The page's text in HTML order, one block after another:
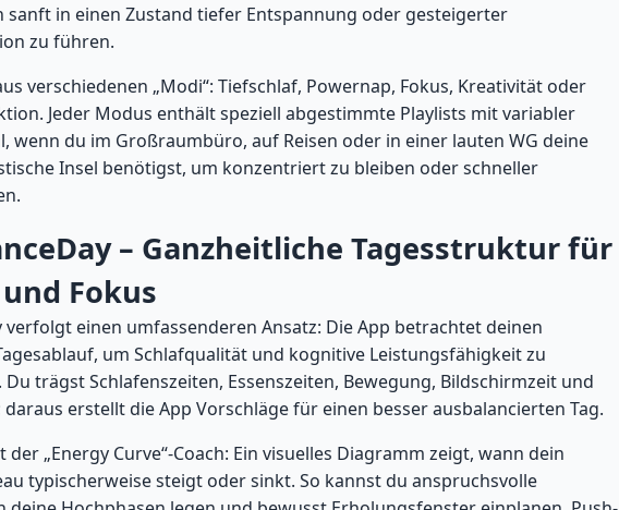
sanft in einen Zustand tiefer Entspannung oder gesteigerter
zu führen.
verschiedenen „Modi“: Tiefschlaf, Powernap, Fokus, Kreativität oder
Jeder Modus enthält speziell abgestimmte Playlists mit variabler
wenn du im Großraumbüro, auf Reisen oder in einer lauten WG deine
Insel benötigst, um konzentriert zu bleiben oder schneller
– Ganzheitliche Tagesstruktur für
Fokus
verfolgt einen umfassenderen Ansatz: Die App betrachtet deinen
um Schlafqualität und kognitive Leistungsfähigkeit zu
trägst Schlafenszeiten, Essenszeiten, Bewegung, Bildschirmzeit und
daraus erstellt die App Vorschläge für einen besser ausbalancierten Tag.
der „Energy Curve“-Coach: Ein visuelles Diagramm zeigt, wann dein
typischerweise steigt oder sinkt. So kannst du anspruchsvolle